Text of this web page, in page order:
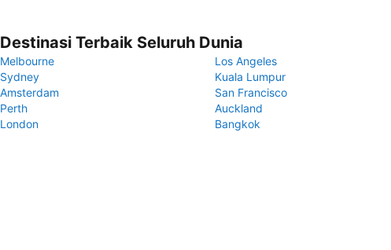
Destinasi Terbaik Seluruh Dunia
Melbourne
Los Angeles
Sydney
Kuala Lumpur
Amsterdam
San Francisco
Perth
Auckland
London
Bangkok